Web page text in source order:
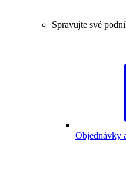
Spravujte své
Objednávky